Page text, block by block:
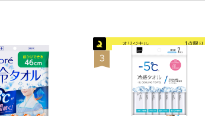
オリジナル 1点限り